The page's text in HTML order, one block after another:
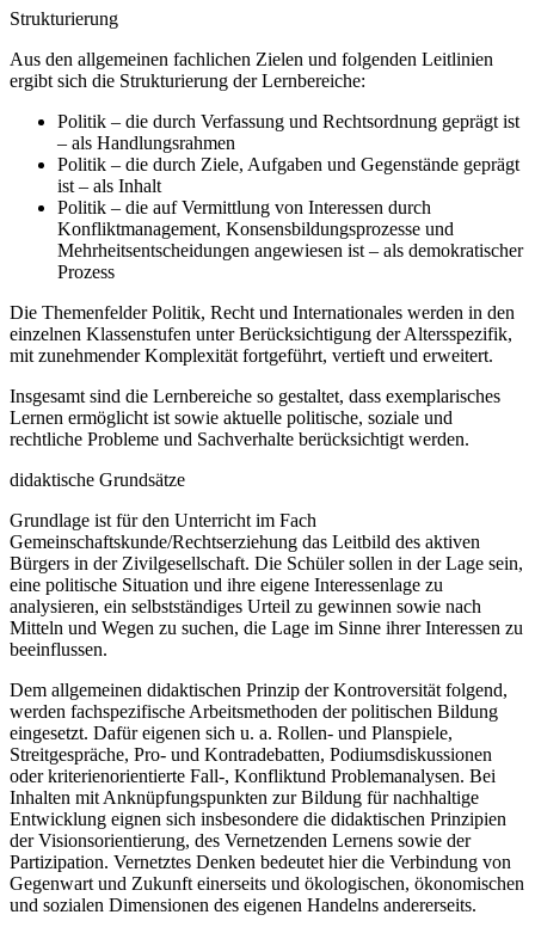
Strukturierung
Aus den allgemeinen fachlichen Zielen und folgenden Leitlinien
ergibt sich die Strukturierung der Lernbereiche:
Politik – die durch Verfassung und Rechtsordnung geprägt ist
– als Handlungsrahmen
Politik – die durch Ziele, Aufgaben und Gegenstände geprägt
ist – als Inhalt
Politik – die auf Vermittlung von Interessen durch
Konfliktmanagement, Konsensbildungsprozesse und
Mehrheitsentscheidungen angewiesen ist – als demokratischer
Prozess
Die Themenfelder Politik, Recht und Internationales werden in den
einzelnen Klassenstufen unter Berücksichtigung der Altersspezifik,
mit zunehmender Komplexität fortgeführt, vertieft und erweitert.
Insgesamt sind die Lernbereiche so gestaltet, dass exemplarisches
Lernen ermöglicht ist sowie aktuelle politische, soziale und
rechtliche Probleme und Sachverhalte berücksichtigt werden.
didaktische Grundsätze
Grundlage ist für den Unterricht im Fach
Gemeinschaftskunde/Rechtserziehung das Leitbild des aktiven
Bürgers in der Zivilgesellschaft. Die Schüler sollen in der Lage sein,
eine politische Situation und ihre eigene Interessenlage zu
analysieren, ein selbstständiges Urteil zu gewinnen sowie nach
Mitteln und Wegen zu suchen, die Lage im Sinne ihrer Interessen zu
beeinflussen.
Dem allgemeinen didaktischen Prinzip der Kontroversität folgend,
werden fachspezifische Arbeitsmethoden der politischen Bildung
eingesetzt. Dafür eigenen sich u. a. Rollen- und Planspiele,
Streitgespräche, Pro- und Kontradebatten, Podiumsdiskussionen
oder kriterienorientierte Fall-, Konfliktund Problemanalysen. Bei
Inhalten mit Anknüpfungspunkten zur Bildung für nachhaltige
Entwicklung eignen sich insbesondere die didaktischen Prinzipien
der Visionsorientierung, des Vernetzenden Lernens sowie der
Partizipation. Vernetztes Denken bedeutet hier die Verbindung von
Gegenwart und Zukunft einerseits und ökologischen, ökonomischen
und sozialen Dimensionen des eigenen Handelns andererseits.